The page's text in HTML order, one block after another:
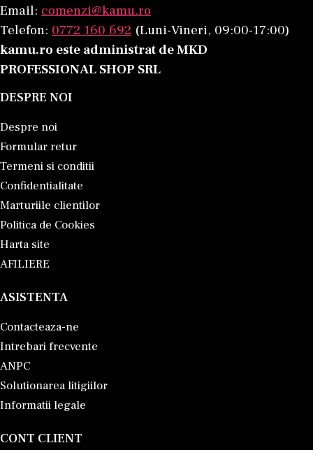
Email: comenzi@kamu.ro
Telefon: 0772 160 692 (Luni-Vineri, 09:00-17:00)
kamu.ro este administrat de MKD
PROFESSIONAL SHOP SRL
DESPRE NOI
Despre noi
Formular retur
Termeni si conditii
Confidentialitate
Marturiile clientilor
Politica de Cookies
Harta site
AFILIERE
ASISTENTA
Contacteaza-ne
Intrebari frecvente
ANPC
Solutionarea litigiilor
Informatii legale
CONT CLIENT